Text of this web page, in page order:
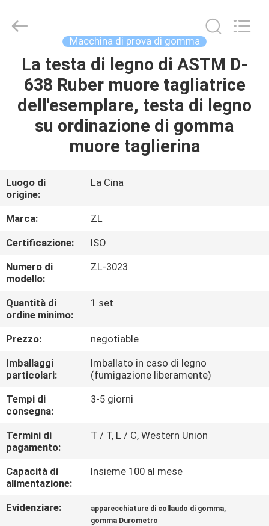
CASA
PRODOTTI
CIRCA
NOI
GIRO
DELLA
FABBRICA
CONTROLLO
DI
QUALITÀ
CONTATTICI
NOTIZIE
RICHIEDA
CITAZIONE
Instrument
Technology
Reserved.
Macchina di prova di gomma
La testa di legno di ASTM D-
638 Ruber muore tagliatrice
dell'esemplare, testa di legno
su ordinazione di gomma
muore taglierina
Luogo di
origine:
La Cina
Marca:
ZL
Certificazione:
ISO
Numero di
modello:
ZL-3023
Quantità di
ordine minimo:
1 set
Prezzo:
negotiable
Imballaggi
particolari:
Imballato in caso di legno
(fumigazione liberamente)
Tempi di
consegna:
3-5 giorni
Termini di
pagamento:
T / T, L / C, Western Union
Capacità di
alimentazione:
Insieme 100 al mese
Evidenziare: apparecchiature di collaudo di gomma,
gomma Durometro